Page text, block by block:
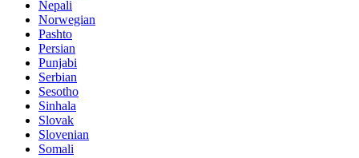
Nepali
Norwegian
Pashto
Persian
Punjabi
Serbian
Sesotho
Sinhala
Slovak
Slovenian
Somali